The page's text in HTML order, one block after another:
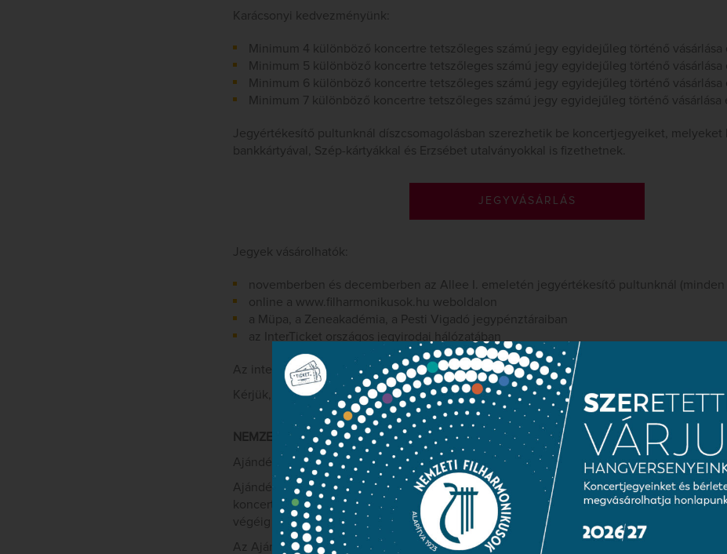
Karácsonyi kedvezményünk:
Minimum 4 különböző koncertre tetszőleges számú jegy egyidejűleg történő vásárlása
Minimum 5 különböző koncertre tetszőleges számú jegy egyidejűleg történő vásárlása
Minimum 6 különböző koncertre tetszőleges számú jegy egyidejűleg történő vásárlása
Minimum 7 különböző koncertre tetszőleges számú jegy egyidejűleg történő vásárlása
Jegyértékesítő pultunknál díszcsomagolásban szerezhetik be koncertjegyeiket, melyeket
bankkártyával, Szép-kártyákkal és Erzsébet utalványokkal is fizethetnek.
JEGYVÁSÁRLÁS
Jegyek vásárolhatók:
novemberben és decemberben az Allee I. emeletén jegyértékesítő pultunknál (minden
online a www.filharmonikusok.hu weboldalon
a Müpa, a Zeneakadémia, a Pesti Vigadó jegypénztáraiban
az InterTicket országos jegyirodai hálózatában
Az interneten vásárolt belépők elektronikus jegyek (e-ticket).
Kérjük, minden megvásárolt jegyhez egyenként nyomtassa ki az elküldött PDF
NEMZETI FILHARMONIKUSOK AJÁNDÉKKÁRTYA
Ajándékozzon zenei élményt szeretteinek egyszerűen, stílusosan!
Ajándékkártyánkkal a Nemzeti Filharmonikus Zenekar és a Nemzeti Énekkar 2018/2019.
koncertjeire vásárolhatók jegyek, a kártya tetszőleges összeggel tölthető fel és a rajta
végéig használható fel.
Az Ajándékkártya készpénzzel és bankkártyával vásárolható online a